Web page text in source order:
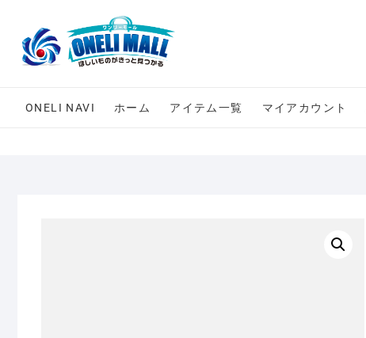
content
ONELI NAVI ホーム アイテム一覧 マイアカウント